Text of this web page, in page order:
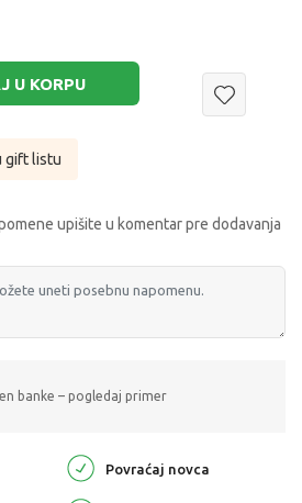
U KORPU
gift listu
upišite u komentar pre dodavanja
banke – pogledaj primer
Povraćaj novca